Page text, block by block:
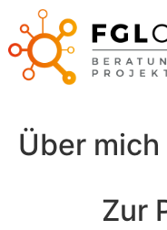
Über mich
Zur